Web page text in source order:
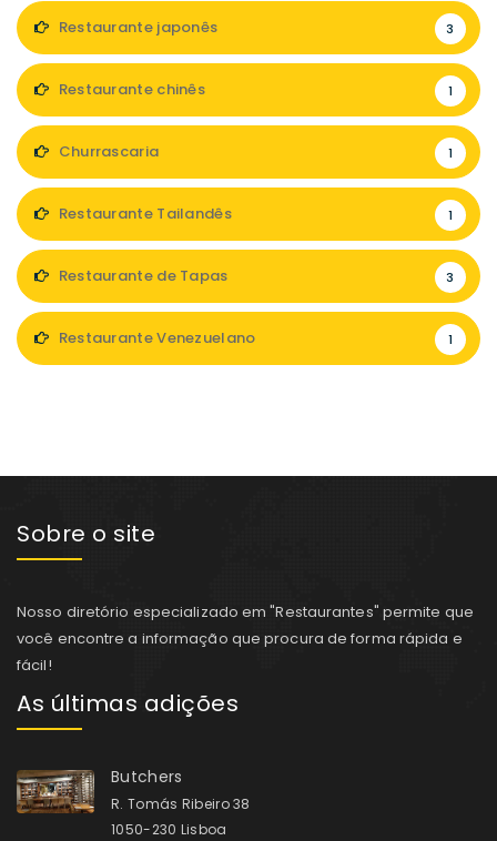
Restaurante japonês 3
Restaurante chinês 1
Churrascaria 1
Restaurante Tailandês 1
Restaurante de Tapas 3
Restaurante Venezuelano 1
Sobre o site
Nosso diretório especializado em "Restaurantes" permite que
você encontre a informação que procura de forma rápida e
fácil!
As últimas adições
Butchers
R. Tomás Ribeiro 38
1050-230 Lisboa